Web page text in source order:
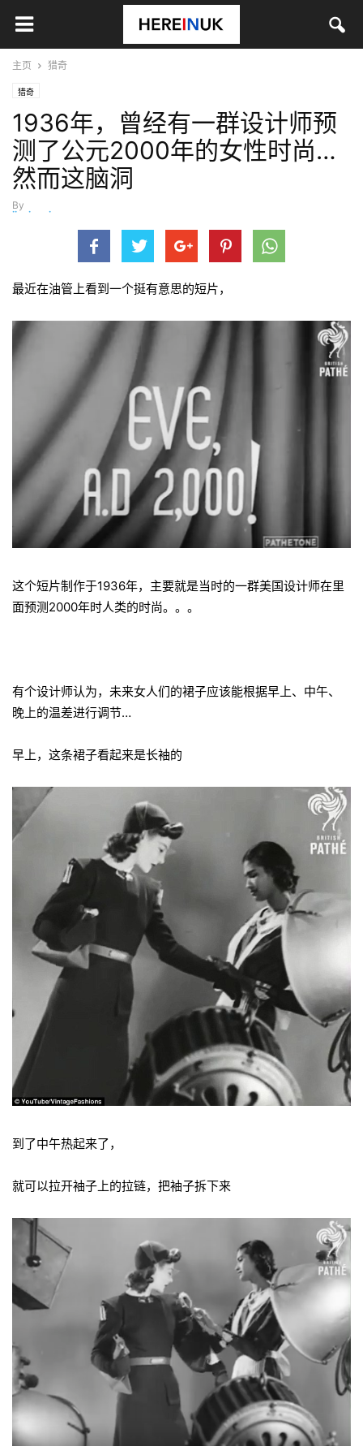
主页 猎奇
猎奇
1936年，曾经有一群设计师预
测了公元2000年的女性时尚…
然而这脑洞
By
jinyingying
最近在油管上看到一个挺有意思的短片，
这个短片制作于1936年，主要就是当时的一群美国设计师在里
面预测2000年时人类的时尚。。。
有个设计师认为，未来女人们的裙子应该能根据早上、中午、
晚上的温差进行调节…
​早上，这条裙子看起来是长袖的
到了中午热起来了，
就可以拉开袖子上的拉链，把袖子拆下来